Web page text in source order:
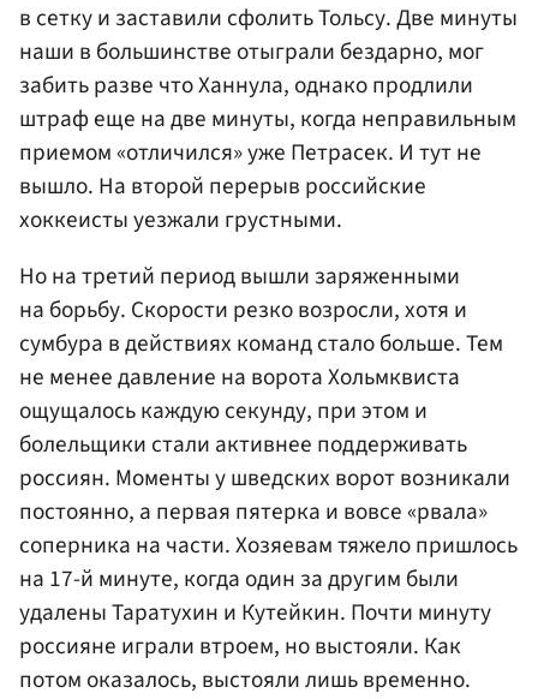
в сетку и заставили сфолить Тольсу. Две минуты
наши в большинстве отыграли бездарно, мог
забить разве что Ханнула, однако продлили
штраф еще на две минуты, когда неправильным
приемом «отличился» уже Петрасек. И тут не
вышло. На второй перерыв российские
хоккеисты уезжали грустными.
Но на третий период вышли заряженными
на борьбу. Скорости резко возросли, хотя и
сумбура в действиях команд стало больше. Тем
не менее давление на ворота Хольмквиста
ощущалось каждую секунду, при этом и
болельщики стали активнее поддерживать
россиян. Моменты у шведских ворот возникали
постоянно, а первая пятерка и вовсе «рвала»
соперника на части. Хозяевам тяжело пришлось
на 17-й минуте, когда один за другим были
удалены Таратухин и Кутейкин. Почти минуту
россияне играли втроем, но выстояли. Как
потом оказалось, выстояли лишь временно.